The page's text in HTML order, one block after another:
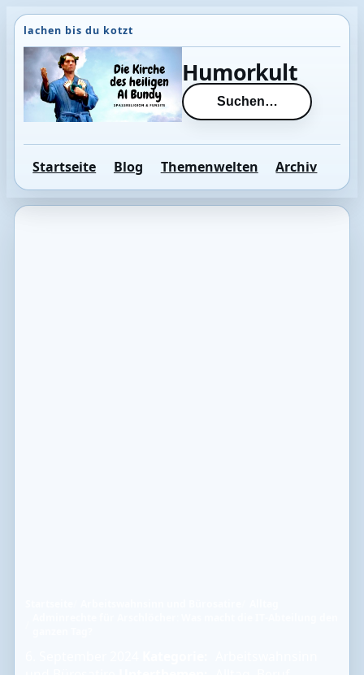
Direkt
zum
Inhalt
wechseln
Humorkult
Suchen…
Startseite Blog Themenwelten Archiv